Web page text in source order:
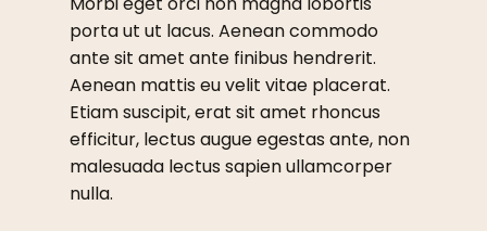
porta ut ut lacus. Aenean commodo
ante sit amet ante finibus hendrerit.
Aenean mattis eu velit vitae placerat.
Etiam suscipit, erat sit amet rhoncus
efficitur, lectus augue egestas ante, non
malesuada lectus sapien ullamcorper
nulla.